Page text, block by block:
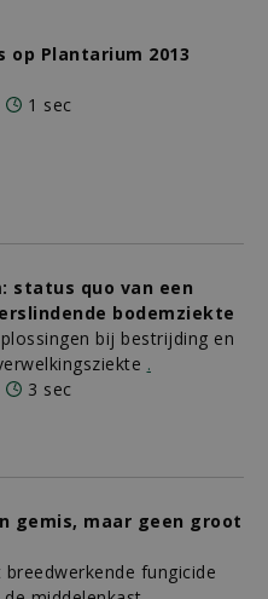
op Plantarium 2013
1 sec
status quo van een
bodemziekte
bij bestrijding en
.
3 sec
gemis, maar geen groot
fungicide